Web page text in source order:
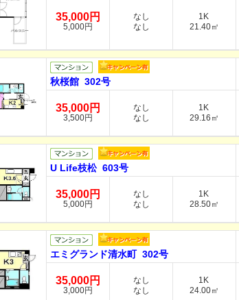
35,000円
5,000円
なし
なし
1K
21.40㎡
秋桜館 302号
35,000円
3,500円
なし
なし
1K
29.16㎡
U Life枝松 603号
35,000円
5,000円
なし
なし
1K
28.50㎡
エミグランド清水町 302号
35,000円
3,000円
なし
なし
1K
24.00㎡